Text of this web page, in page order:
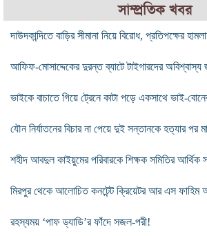
সাম্প্রতিক খবর
দাউদকান্দিতে বাড়ির সীমানা নিয়ে বিরোধ, প্রতিপক্ষের
আফিফ-মোসাদ্দেকের দুরন্ত ব্যাটে টাইগারদের অবিশ্বাস্য
ভাইকে বাচাতে গিয়ে ট্রেনে কাটা পড়ে একসাথে ভাই-
যৌন নির্যাতনের বিচার না পেয়ে দুই সন্তানকে হত্যার পর
শহীদ আবদুল কাইয়ুমের পরিবারকে শিক্ষক সমিতির আর্থিক
মিরপুর থেকে আলোচিত কনটেন্ট ক্রিয়েটর আর এস ফাহিম
রহস্যময় ‘পাফ ড্যাডি’র ফাঁদে সজল-পরী!